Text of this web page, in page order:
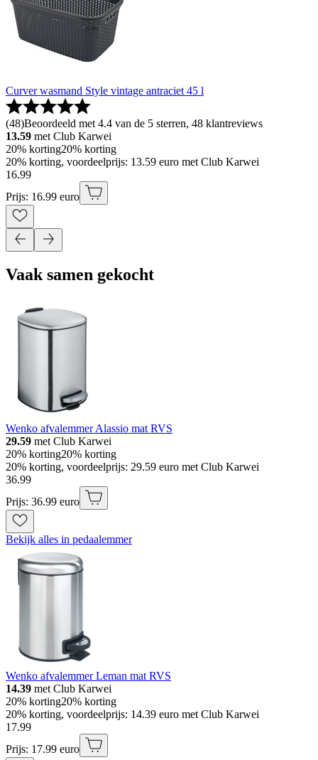
Curver wasmand Style vintage antraciet 45 l
(48)Beoordeeld met 4.4 van de 5 sterren, 48 klantreviews
13.59 met Club Karwei
20% korting20% korting
20% korting, voordeelprijs: 13.59 euro met Club Karwei
16.99
Prijs: 16.99 euro
Vaak samen gekocht
Wenko afvalemmer Alassio mat RVS
29.59 met Club Karwei
20% korting20% korting
20% korting, voordeelprijs: 29.59 euro met Club Karwei
36.99
Prijs: 36.99 euro
Bekijk alles in pedaalemmer
Wenko afvalemmer Leman mat RVS
14.39 met Club Karwei
20% korting20% korting
20% korting, voordeelprijs: 14.39 euro met Club Karwei
17.99
Prijs: 17.99 euro